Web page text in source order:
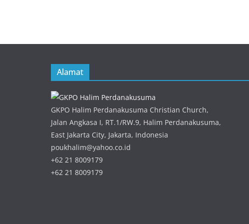
Alamat
GKPO Halim Perdanakusuma Christian Church,
Jalan Angkasa I, RT.1/RW.9, Halim Perdanakusuma,
East Jakarta City, Jakarta, Indonesia
poukhalim@yahoo.co.id
+62 21 8009179
+62 21 8009179